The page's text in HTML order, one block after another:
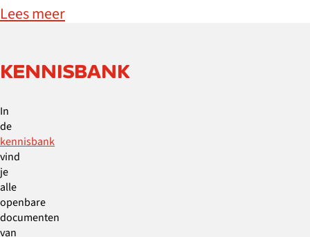
Lees meer
KENNISBANK
In
de
kennisbank
vind
je
alle
openbare
documenten
van